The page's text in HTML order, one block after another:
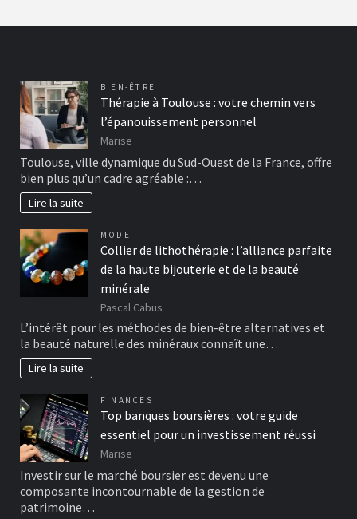
BIEN-ÊTRE
Thérapie à Toulouse : votre chemin vers
l’épanouissement personnel
Marise
Toulouse, ville dynamique du Sud-Ouest de la France, offre
bien plus qu’un cadre agréable :…
Lire la suite
MODE
Collier de lithothérapie : l’alliance parfaite
de la haute bijouterie et de la beauté
minérale
Pascal Cabus
L’intérêt pour les méthodes de bien-être alternatives et
la beauté naturelle des minéraux connaît une…
Lire la suite
FINANCES
Top banques boursières : votre guide
essentiel pour un investissement réussi
Marise
Investir sur le marché boursier est devenu une
composante incontournable de la gestion de
patrimoine…